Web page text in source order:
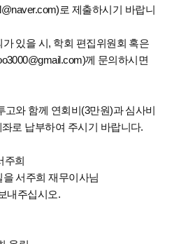
로 제출하시기 바랍니
있을 시 , 학회 편집위원회 혹은
께 문의하시면
고와 함께 연회비(3만원)과 심사비
로 납부하여 주시기 바랍니다.
주희
서주희 재무이사님
내주십시오.